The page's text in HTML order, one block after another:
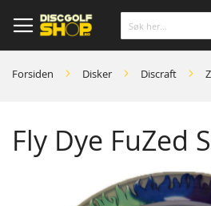
to
Content
Forsiden Disker Discraft Z
Fly Dye FuZed